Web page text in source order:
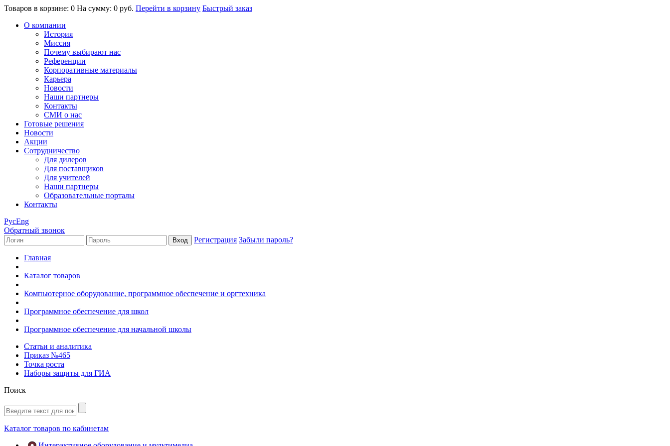
Товаров в корзине: 0 На сумму: 0 руб. Перейти в корзину Быстрый заказ
О компании
История
Миссия
Почему выбирают нас
Референции
Корпоративные материалы
Карьера
Новости
Наши партнеры
Контакты
СМИ о нас
Готовые решения
Новости
Акции
Сотрудничество
Для дилеров
Для поставщиков
Для учителей
Наши партнеры
Образовательные порталы
Контакты
РусEng
Обратный звонок
Регистрация Забыли пароль?
Главная
Каталог товаров
Компьютерное оборудование, программное обеспечение и оргтехника
Программное обеспечение для школ
Программное обеспечение для начальной школы
Статьи и аналитика
Приказ №465
Точка роста
Наборы защиты для ГИА
Поиск
Каталог товаров по кабинетам